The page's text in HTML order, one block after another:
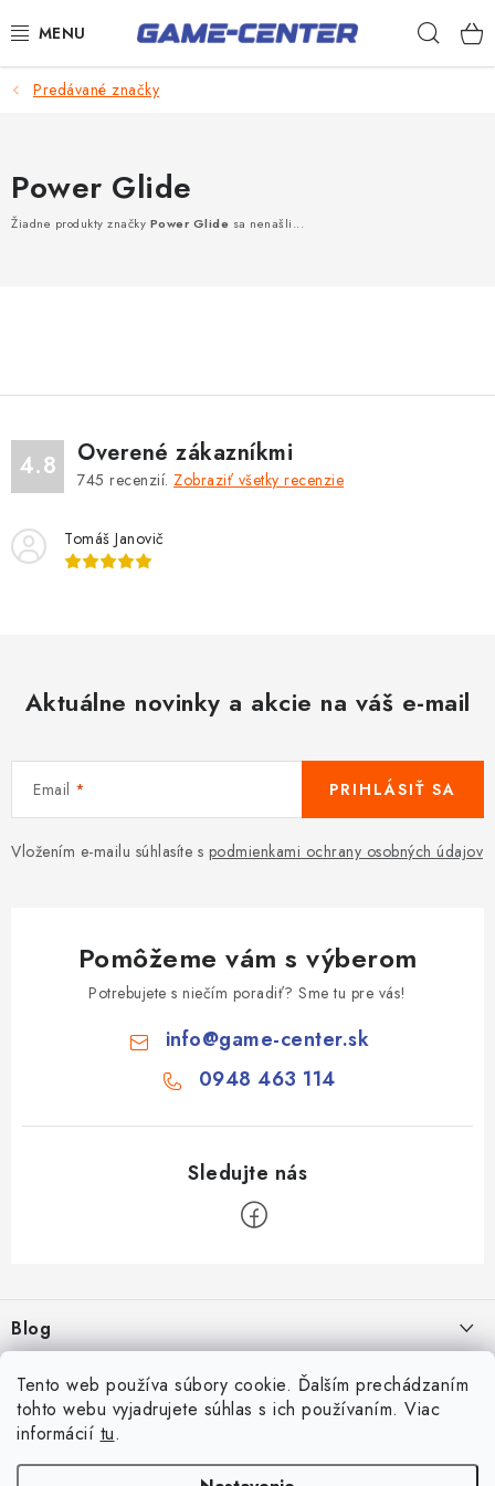
Tento web používa súbory cookie. Ďalším prechádzaním
tohto webu vyjadrujete súhlas s ich používaním. Viac
informácií tu.
na
Šípky
Poker
Stolný futbal
Predávané značky
Power Glide
Žiadne produkty značky Power Glide sa nenašli...
4.8 Overené zákazníkmi
745 recenzií. Zobraziť všetky recenzie
Tomáš Janovič
Aktuálne novinky a akcie na váš e-mail
Email
Vložením e-mailu súhlasíte s podmienkami ochrany osobných údajov
PRIHLÁSIŤ SA
Pomôžeme vám s výberom
Potrebujete s niečím poradiť? Sme tu pre vás!
info@game-center.sk
0948 463 114
pBlog
Aké druhy biliardu existujú? Kompletný prehľad biliardových hier
16.4.2026
Rozmery biliardového stola
26.6.2025
Facebook
Zákaznícky účet